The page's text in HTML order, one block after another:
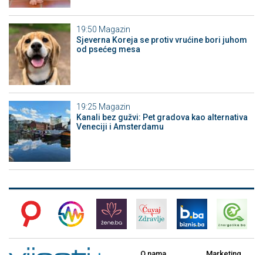
19:50 Magazin
Sjeverna Koreja se protiv vrućine bori juhom
od psećeg mesa
19:25 Magazin
Kanali bez gužvi: Pet gradova kao alternativa
Veneciji i Amsterdamu